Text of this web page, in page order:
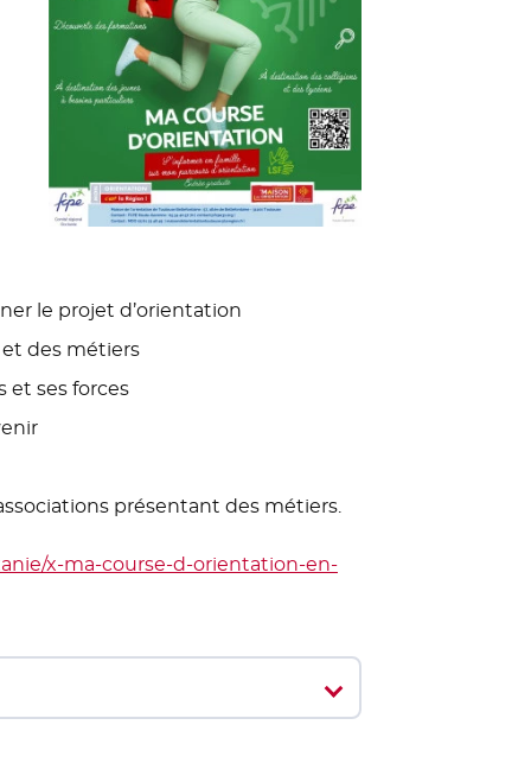
le projet d’orientation
et des métiers
et ses forces
présentant des métiers.
x-ma-course-d-orientation-en-